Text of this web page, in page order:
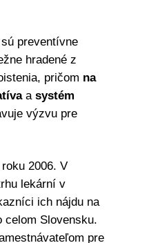
preventívne
hradené z
pričom na
a systém
výzvu pre
2006. V
lekární v
ich nájdu na
celom Slovensku.
pre